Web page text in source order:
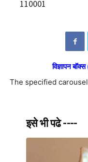
110001
विज्ञापन
The specified
इसे भी पढे ----